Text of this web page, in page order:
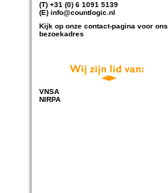
(T) +31 (0) 6 1091 5139
(E) info@countlogic.nl
Kijk op onze contact-pagina voor ons
bezoekadres
VNSA
NIRPA